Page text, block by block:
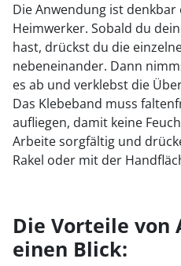
Die Anwendung ist
Heimwerker. Sobald du
hast, drückst du die
nebeneinander. Dann
es ab und verklebst die
Das Klebeband muss
aufliegen, damit keine
Arbeite sorgfältig und
Rakel oder mit der
Die Vorteile von
einen Blick: